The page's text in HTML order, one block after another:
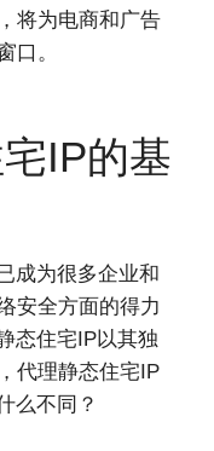
将为电商和广告
口。
IP的基
成为很多企业和
安全方面的得力
态住宅IP以其独
代理静态住宅IP
么不同？